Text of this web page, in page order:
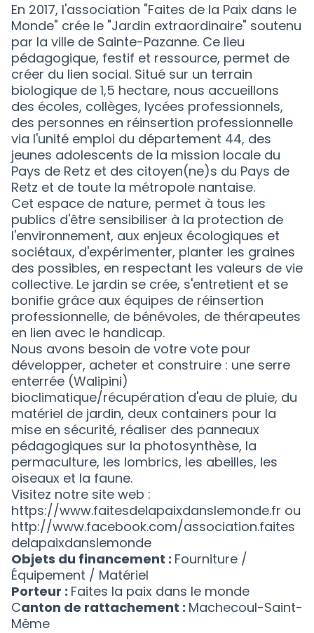
En 2017, l'association "Faites de la Paix dans le
Monde" crée le "Jardin extraordinaire" soutenu
par la ville de Sainte-Pazanne. Ce lieu
pédagogique, festif et ressource, permet de
créer du lien social. Situé sur un terrain
biologique de 1,5 hectare, nous accueillons
des écoles, collèges, lycées professionnels,
des personnes en réinsertion professionnelle
via l'unité emploi du département 44, des
jeunes adolescents de la mission locale du
Pays de Retz et des citoyen(ne)s du Pays de
Retz et de toute la métropole nantaise.
Cet espace de nature, permet à tous les
publics d'être sensibiliser à la protection de
l'environnement, aux enjeux écologiques et
sociétaux, d'expérimenter, planter les graines
des possibles, en respectant les valeurs de vie
collective. Le jardin se crée, s'entretient et se
bonifie grâce aux équipes de réinsertion
professionnelle, de bénévoles, de thérapeutes
en lien avec le handicap.
Nous avons besoin de votre vote pour
développer, acheter et construire : une serre
enterrée (Walipini)
bioclimatique/récupération d'eau de pluie, du
matériel de jardin, deux containers pour la
mise en sécurité, réaliser des panneaux
pédagogiques sur la photosynthèse, la
permaculture, les lombrics, les abeilles, les
oiseaux et la faune.
Visitez notre site web :
https://www.faitesdelapaixdanslemonde.fr ou
http://www.facebook.com/association.faites
delapaixdanslemonde
Objets du financement : Fourniture /
Équipement / Matériel
Porteur : Faites la paix dans le monde
Canton de rattachement : Machecoul-Saint-
Même